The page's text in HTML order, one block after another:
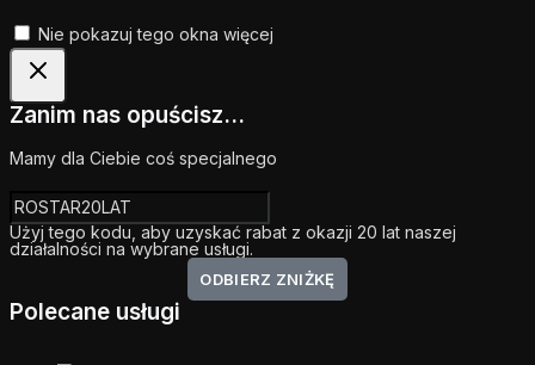
Nie pokazuj tego okna więcej
Zanim nas opuścisz...
Mamy dla Ciebie coś specjalnego
Użyj tego kodu, aby uzyskać rabat z okazji 20 lat naszej
działalności na wybrane usługi.
ODBIERZ ZNIŻKĘ
Polecane usługi